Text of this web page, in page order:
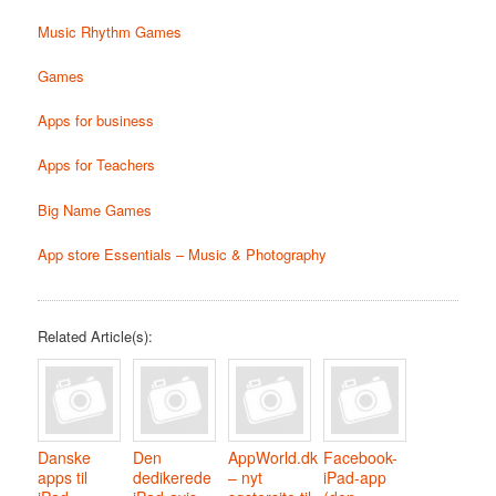
Music Rhythm Games
Games
Apps for business
Apps for Teachers
Big Name Games
App store Essentials – Music & Photography
Related Article(s):
Danske
apps til
Den
dedikerede
AppWorld.dk
– nyt
Facebook-
iPad-app